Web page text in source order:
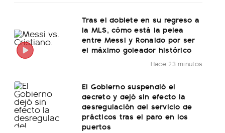
Tras el doblete en su regreso a
la MLS, cómo está la pelea
entre Messi y Ronaldo por ser
el máximo goleador histórico
Hace 23 minutos
El Gobierno suspendió el
decreto y dejó sin efecto la
desregulación del servicio de
prácticos tras el paro en los
puertos